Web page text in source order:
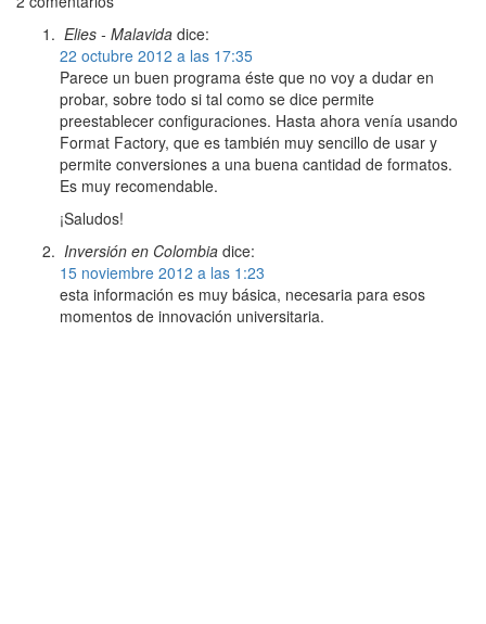
Elies - Malavida dice:
22 octubre 2012 a las 17:35
Parece un buen programa éste que no voy a dudar en
probar, sobre todo si tal como se dice permite
preestablecer configuraciones. Hasta ahora venía usando
Format Factory, que es también muy sencillo de usar y
permite conversiones a una buena cantidad de formatos.
Es muy recomendable.
¡Saludos!
Inversión en Colombia dice:
15 noviembre 2012 a las 1:23
esta información es muy básica, necesaria para esos
momentos de innovación universitaria.